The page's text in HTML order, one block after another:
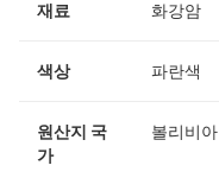
재료 화강암
색상 파란색
원산지 국
가
볼리비아